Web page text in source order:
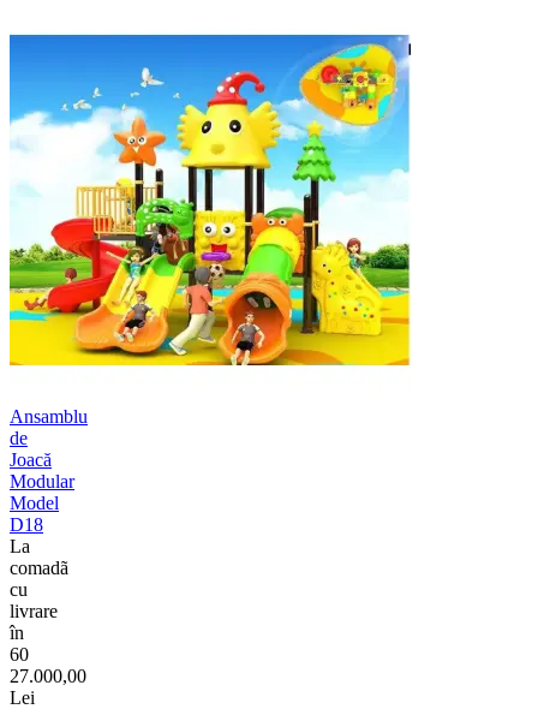
Ansamblu
de
Joacă
Modular
Model
D18
La
comadã
cu
livrare
în
60
27.000,00
Lei